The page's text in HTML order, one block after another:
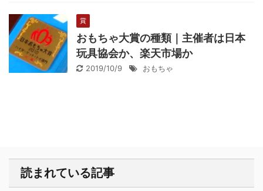
賞
おもちゃ大賞の種類｜主催者は日本
玩具協会か、楽天市場か
2019/10/9 おもちゃ
読まれている記事